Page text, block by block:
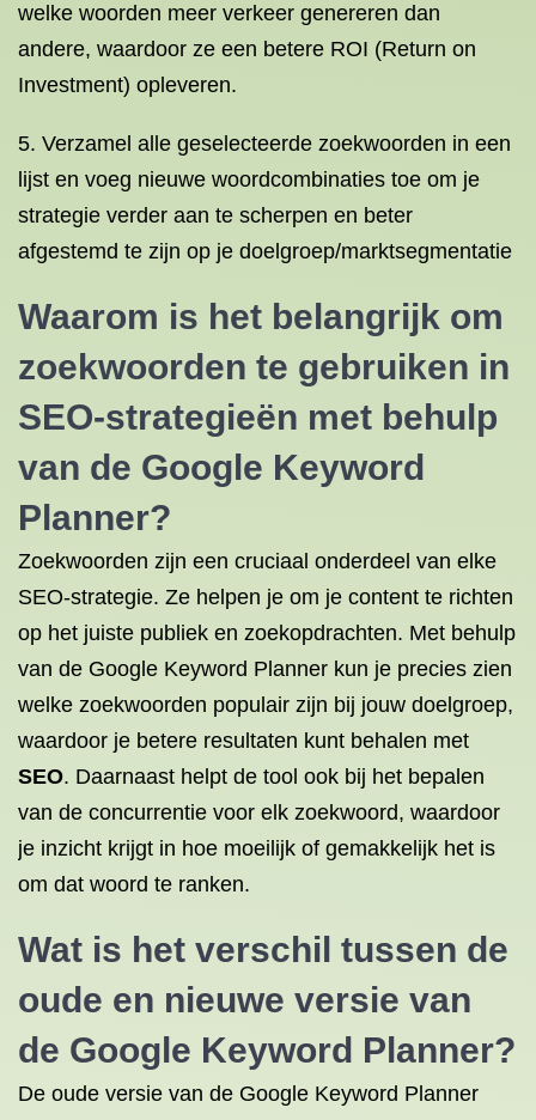
welke woorden meer verkeer genereren dan
andere, waardoor ze een betere ROI (Return on
Investment) opleveren.
5. Verzamel alle geselecteerde zoekwoorden in een
lijst en voeg nieuwe woordcombinaties toe om je
strategie verder aan te scherpen en beter
afgestemd te zijn op je doelgroep/marktsegmentatie
Waarom is het belangrijk om
zoekwoorden te gebruiken in
SEO-strategieën met behulp
van de Google Keyword
Planner?
Zoekwoorden zijn een cruciaal onderdeel van elke
SEO-strategie. Ze helpen je om je content te richten
op het juiste publiek en zoekopdrachten. Met behulp
van de Google Keyword Planner kun je precies zien
welke zoekwoorden populair zijn bij jouw doelgroep,
waardoor je betere resultaten kunt behalen met
SEO. Daarnaast helpt de tool ook bij het bepalen
van de concurrentie voor elk zoekwoord, waardoor
je inzicht krijgt in hoe moeilijk of gemakkelijk het is
om dat woord te ranken.
Wat is het verschil tussen de
oude en nieuwe versie van
de Google Keyword Planner?
De oude versie van de Google Keyword Planner